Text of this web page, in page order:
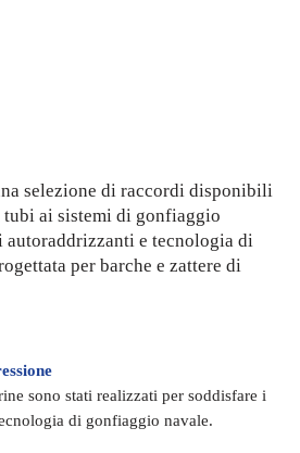
selezione di raccordi disponibili
ai sistemi di gonfiaggio
autoraddrizzanti e tecnologia di
per barche e zattere di
sono stati realizzati per soddisfare i
di gonfiaggio navale.